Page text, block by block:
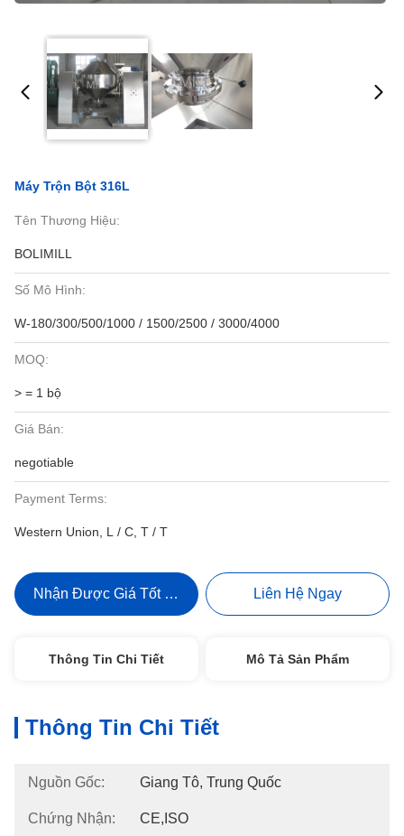
Máy Trộn Bột 316L
Tên Thương Hiệu:
BOLIMILL
Số Mô Hình:
W-180/300/500/1000 / 1500/2500 / 3000/4000
MOQ:
> = 1 bộ
Giá Bán:
negotiable
Payment Terms:
Western Union, L / C, T / T
Nhận Được Giá Tốt Nhất Liên Hệ Ngay
Thông Tin Chi Tiết Mô Tả Sản Phẩm
Thông Tin Chi Tiết
Nguồn Gốc: Giang Tô, Trung Quốc
Chứng Nhận: CE,ISO